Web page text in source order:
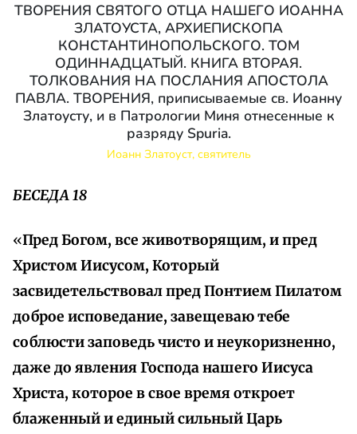
ТВОРЕНИЯ СВЯТОГО ОТЦА НАШЕГО ИОАННА
ЗЛАТОУСТА, АРХИЕПИСКОПА
КОНСТАНТИНОПОЛЬСКОГО. ТОМ
ОДИННАДЦАТЫЙ. КНИГА ВТОРАЯ.
ТОЛКОВАНИЯ НА ПОСЛАНИЯ АПОСТОЛА
ПАВЛА. ТВОРЕНИЯ, приписываемые св. Иоанну
Златоусту, и в Патрологии Миня отнесенные к
разряду Spuria.
Иоанн Златоуст, святитель
БЕСЕДА 18
«Пред Богом, все животворящим, и пред
Христом Иисусом, Который
засвидетельствовал пред Понтием Пилатом
доброе исповедание, завещеваю тебе
соблюсти заповедь чисто и неукоризненно,
даже до явления Господа нашего Иисуса
Христа, которое в свое время откроет
блаженный и единый сильный Царь